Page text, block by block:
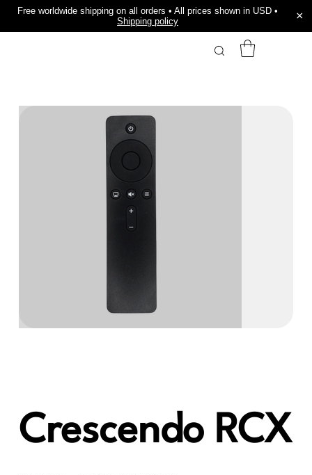
Crescendo RCX
Free worldwide shipping on all orders • All prices shown in USD •
Shipping policy
×